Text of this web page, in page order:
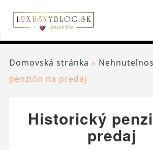
Domovská stránka »
penzión na predaj
Historický
predaj